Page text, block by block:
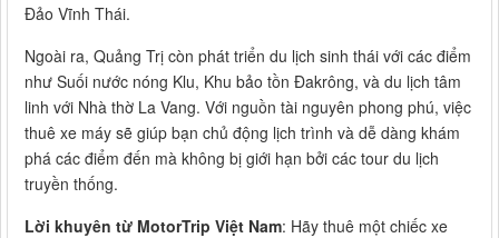
Đảo Vĩnh Thái.
Ngoài ra, Quảng Trị còn phát triển du lịch sinh thái với các điểm
như Suối nước nóng Klu, Khu bảo tồn Đakrông, và du lịch tâm
linh với Nhà thờ La Vang. Với nguồn tài nguyên phong phú, việc
thuê xe máy sẽ giúp bạn chủ động lịch trình và dễ dàng khám
phá các điểm đến mà không bị giới hạn bởi các tour du lịch
truyền thống.
Lời khuyên từ MotorTrip Việt Nam: Hãy thuê một chiếc xe